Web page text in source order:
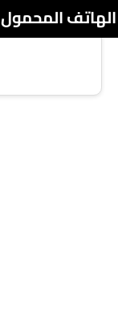
المحمول